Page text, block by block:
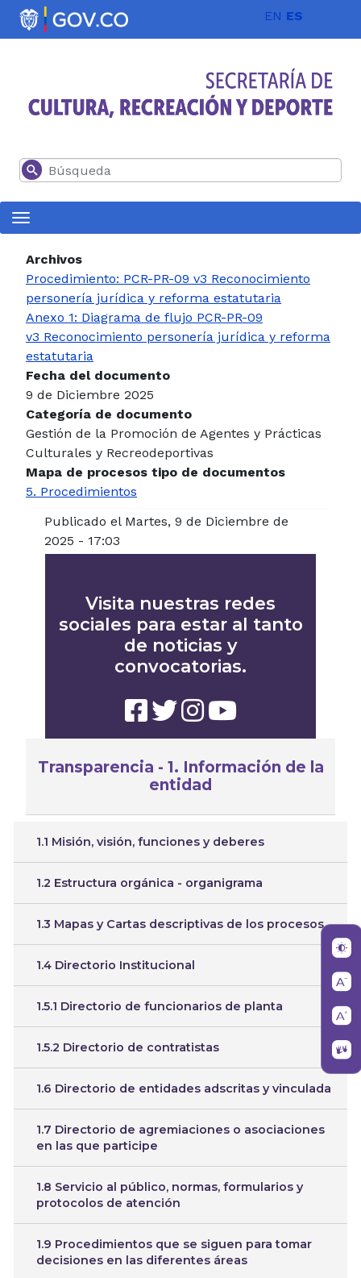
Pasar al contenido principal EN ES
Buscar
Transparencia - 1. Información de la
entidad
1.1 Misión, visión, funciones y deberes
1.2 Estructura orgánica - organigrama
1.3 Mapas y Cartas descriptivas de los procesos
1.4 Directorio Institucional
1.5.1 Directorio de funcionarios de planta
1.5.2 Directorio de contratistas
1.6 Directorio de entidades adscritas y vinculada
1.7 Directorio de agremiaciones o asociaciones
en las que participe
1.8 Servicio al público, normas, formularios y
protocolos de atención
1.9 Procedimientos que se siguen para tomar
decisiones en las diferentes áreas
Archivos
Procedimiento: PCR-PR-09 v3 Reconocimiento
personería jurídica y reforma estatutaria
Anexo 1: Diagrama de flujo PCR-PR-09
v3 Reconocimiento personería jurídica y reforma
estatutaria
Fecha del documento
9 de Diciembre 2025
Categoría de documento
Gestión de la Promoción de Agentes y Prácticas
Culturales y Recreodeportivas
Mapa de procesos tipo de documentos
5. Procedimientos
Publicado el Martes, 9 de Diciembre de
2025 - 17:03
Visita nuestras redes
sociales para estar al tanto
de noticias y
convocatorias.